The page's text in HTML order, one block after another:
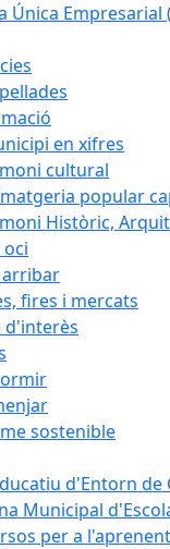
Única Empresarial
en xifres
cultural
popular
Històric,
arribar
fires i mercats
d'interès
sostenible
d'Entorn de
Municipal
per a